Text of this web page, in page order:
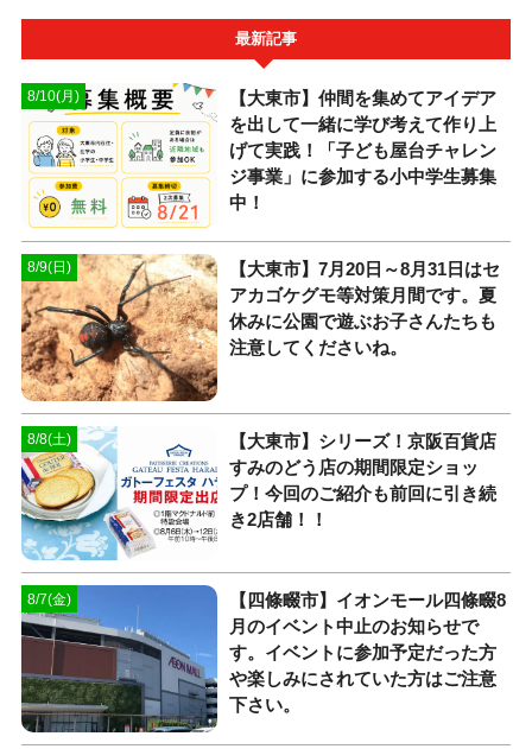
最新記事
8/10(月)
【大東市】仲間を集めてアイデア
を出して一緒に学び考えて作り上
げて実践！「子ども屋台チャレン
ジ事業」に参加する小中学生募集
中！
8/9(日)
【大東市】7月20日～8月31日はセ
アカゴケグモ等対策月間です。夏
休みに公園で遊ぶお子さんたちも
注意してくださいね。
8/8(土)
【大東市】シリーズ！京阪百貨店
すみのどう店の期間限定ショッ
プ！今回のご紹介も前回に引き続
き2店舗！！
8/7(金)
【四條畷市】イオンモール四條畷8
月のイベント中止のお知らせで
す。イベントに参加予定だった方
や楽しみにされていた方はご注意
下さい。